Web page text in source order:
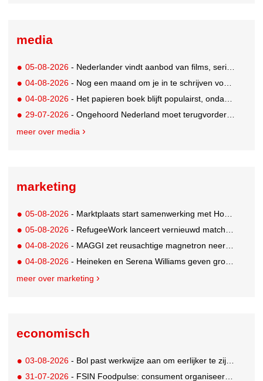
media
05-08-2026 - Nederlander vindt aanbod van films, series en sport vaak versnipperd
04-08-2026 - Nog een maand om je in te schrijven voor de Mercurs 2026
04-08-2026 - Het papieren boek blijft populairst, ondanks digitale alternatieven
29-07-2026 - Ongehoord Nederland moet terugvordering betalen aan Commissariaat voor de Media
meer over media
marketing
05-08-2026 - Marktplaats start samenwerking met House of Cars
05-08-2026 - RefugeeWork lanceert vernieuwd matchingplatform voor nieuwkomers en werkgevers
04-08-2026 - MAGGI zet reusachtige magnetron neer op Solar Festival
04-08-2026 - Heineken en Serena Williams geven grootste tennisfans kans om US Open bij te wonen
meer over marketing
economisch
03-08-2026 - Bol past werkwijze aan om eerlijker te zijn naar verkopers en consumenten
31-07-2026 - FSIN Foodpulse: consument organiseert eet- en koopgedrag bewuster